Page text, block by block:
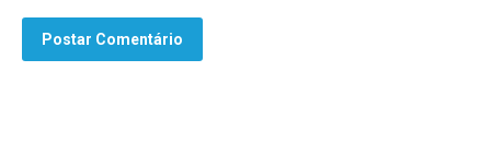
Postar Comentário